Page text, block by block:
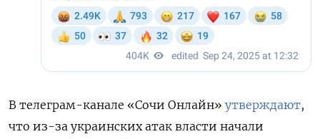
В телеграм-канале «Сочи Онлайн» утверждают,
что из-за украинских атак власти начали